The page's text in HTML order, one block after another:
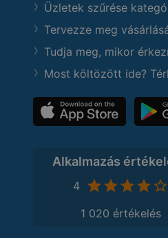
Üzletek szűrése
Tervezze meg
Tudja meg, mikor
Most költözött ide?
Alkalmazás
4
1 020 értékelés